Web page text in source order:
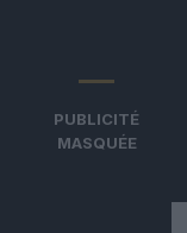
PUBLICITÉ
MASQUÉE